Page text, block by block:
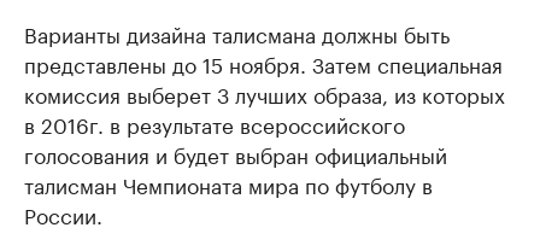
Варианты дизайна талисмана должны быть
представлены до 15 ноября. Затем специальная
комиссия выберет 3 лучших образа, из которых
в 2016г. в результате всероссийского
голосования и будет выбран официальный
талисман Чемпионата мира по футболу в
России.